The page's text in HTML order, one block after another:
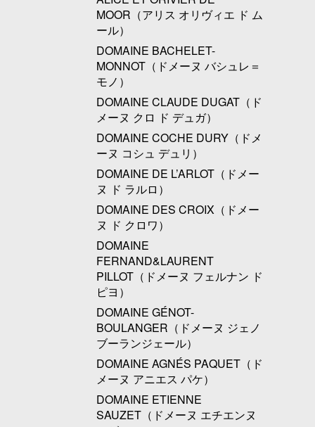
MOOR（アリス オリヴィエ ド ム
ール）
DOMAINE BACHELET-
MONNOT（ドメーヌ バシュレ＝
モノ）
DOMAINE CLAUDE DUGAT（ド
メーヌ クロ ド デュガ）
DOMAINE COCHE DURY（ドメ
ーヌ コシュ デュリ）
DOMAINE DE L’ARLOT（ドメー
ヌ ド ラルロ）
DOMAINE DES CROIX（ドメー
ヌ ド クロワ）
DOMAINE
FERNAND&LAURENT
PILLOT（ドメーヌ フェルナン ド
ピヨ）
DOMAINE GÉNOT-
BOULANGER（ドメーヌ ジェノ
ブーランジェール）
DOMAINE AGNÉS PAQUET（ド
メーヌ アニエス パケ）
DOMAINE ETIENNE
SAUZET（ドメーヌ エチエンヌ